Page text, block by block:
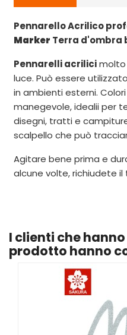
Pennarello Acrilico
Marker Terra d'ombra
Pennarelli acrilicimolto
luce. Può essere
in ambienti esterni.
manegevole, idealii per
disegni, tratti e
scalpello che può
Agitare bene prima e
alcune volte, richiudete
I clienti che
prodotto hanno